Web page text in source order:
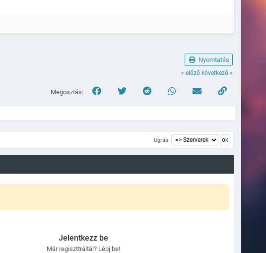
Nyomtatás
« előző következő »
Megosztás:
Ugrás:
Jelentkezz be
Már regiszttráltál? Lépj be!